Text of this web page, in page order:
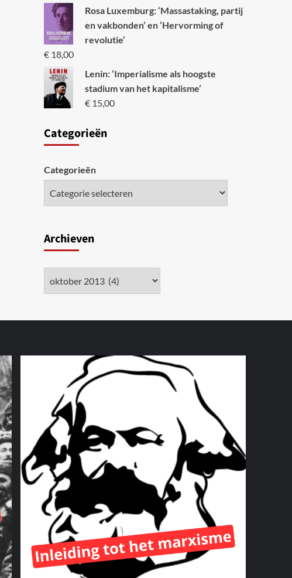
Rosa Luxemburg: ‘Massastaking, partij
en vakbonden’ en ‘Hervorming of
revolutie’
€18,00
Lenin: ‘Imperialisme als hoogste
stadium van het kapitalisme’
€15,00
Categorieën
Categorieën
Archieven